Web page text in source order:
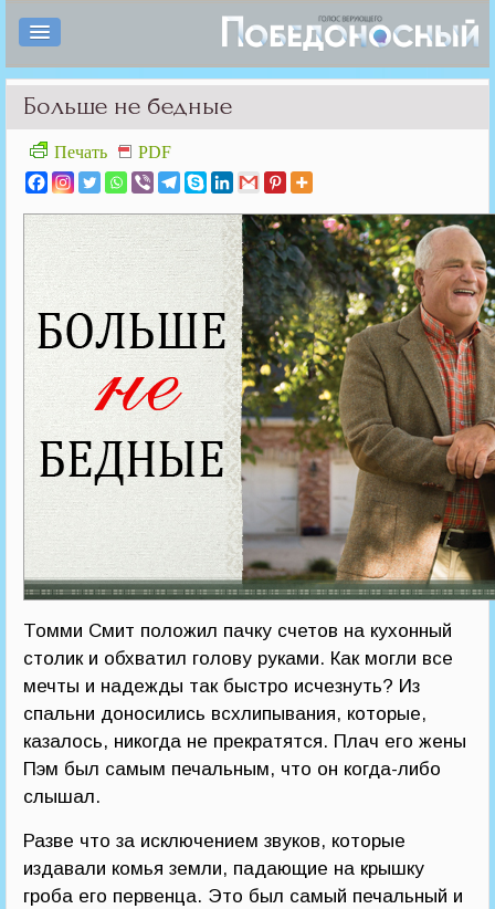
Больше не бедные
Печать PDF
Томми Смит положил пачку счетов на кухонный
столик и обхватил голову руками. Как могли все
мечты и надежды так быстро исчезнуть? Из
спальни доносились всхлипывания, которые,
казалось, никогда не прекратятся. Плач его жены
Пэм был самым печальным, что он когда-либо
слышал.
Разве что за исключением звуков, которые
издавали комья земли, падающие на крышку
гроба его первенца. Это был самый печальный и